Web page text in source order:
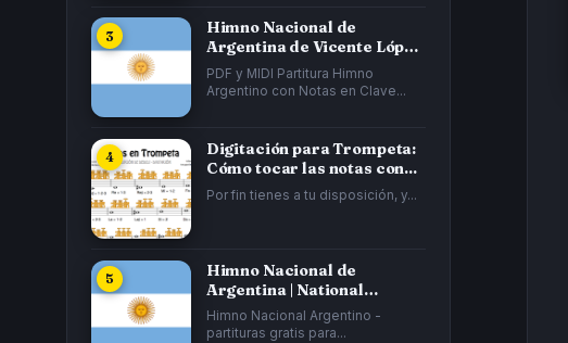
Himno Nacional de
Argentina de Vicente López
y Planes y...
PDF y MIDI Partitura Himno
Argentino con Notas en Clave...
Digitación para Trompeta:
Cómo tocar las notas con...
Por fin tienes a tu disposición, y...
Himno Nacional de
Argentina | National
Anthem of Argentina...
Himno Nacional Argentino -
partituras gratis para...